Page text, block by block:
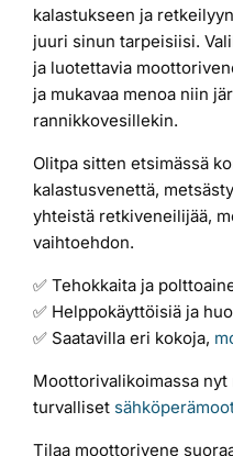
Laiturit
Valmistajat
Rahoitus
kalastukseen ja
juuri sinun tarpeisiisi.
ja luotettavia
ja mukavaa menoa niin
rannikkovesillekin.
Olitpa sitten etsimässä
kalastusvenettä,
yhteistä retkiveneilijää,
vaihtoehdon.
✅ Tehokkaita ja
✅ Helppokäyttöisiä ja
✅ Saatavilla eri kokoja,
Moottorivalikoimassa
turvalliset
Tilaa moottorivene